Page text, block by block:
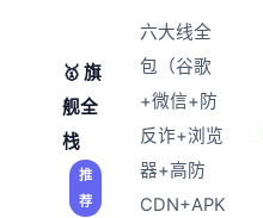
🥇 旗
舰全
栈
推
荐
六大线全
包（谷歌
+微信+防
反诈+浏览
器+高防
CDN+APK